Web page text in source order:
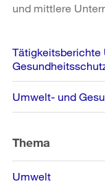
und mittlere
Weitere
Tätigkeitsberichte
Umwelt- und
Thema
Umwelt